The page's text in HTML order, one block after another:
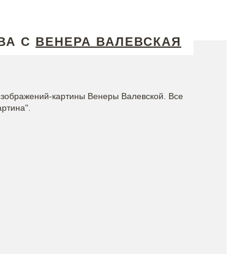
С ВЕНЕРА ВАЛЕВСКАЯ
картины Венеры Валевской. Все